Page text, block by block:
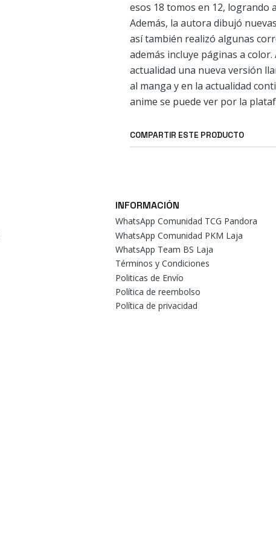
esos 18 tomos en 12, logrando
Además, la autora dibujó
así también realizó algunas
además incluye páginas a
actualidad una nueva versión
al manga y en la actualidad
anime se puede ver por la
COMPARTIR ESTE PRODUCTO
INFORMACIÓN
WhatsApp Comunidad TCG Pandora
WhatsApp Comunidad PKM Laja
WhatsApp Team BS Laja
Términos y Condiciones
Politicas de Envío
Política de reembolso
Política de privacidad